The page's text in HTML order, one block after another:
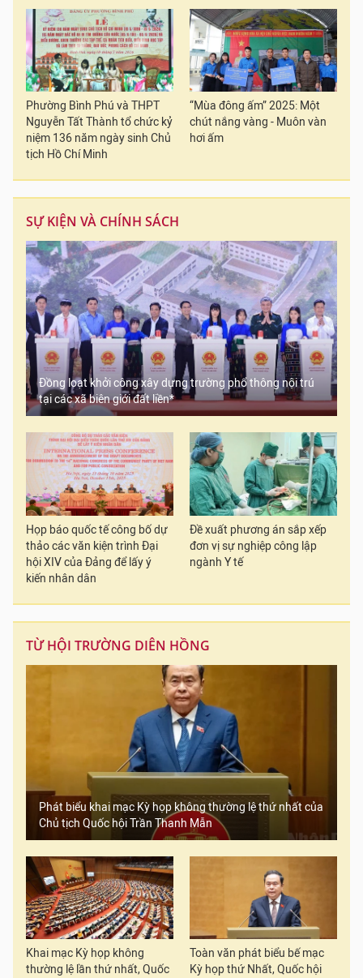
Phường Bình Phú và THPT
Nguyễn Tất Thành tổ chức kỷ
niệm 136 năm ngày sinh Chủ
tịch Hồ Chí Minh
“Mùa đông ấm” 2025: Một
chút nắng vàng - Muôn vàn
hơi ấm
SỰ KIỆN VÀ CHÍNH SÁCH
Đồng loạt khởi công xây dựng trường phổ thông nội trú
tại các xã biên giới đất liền*
Họp báo quốc tế công bố dự
thảo các văn kiện trình Đại
hội XIV của Đảng để lấy ý
kiến nhân dân
Đề xuất phương án sắp xếp
đơn vị sự nghiệp công lập
ngành Y tế
TỪ HỘI TRƯỜNG DIÊN HỒNG
Phát biểu khai mạc Kỳ họp không thường lệ thứ nhất của
Chủ tịch Quốc hội Trần Thanh Mẫn
Khai mạc Kỳ họp không
thường lệ lần thứ nhất, Quốc
Toàn văn phát biểu bế mạc
Kỳ họp thứ Nhất, Quốc hội